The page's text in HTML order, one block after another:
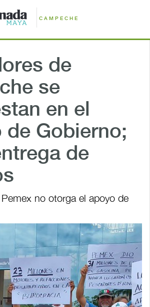
CAMPECHE
de
se
en el
de Gobierno;
de
no otorga el apoyo de